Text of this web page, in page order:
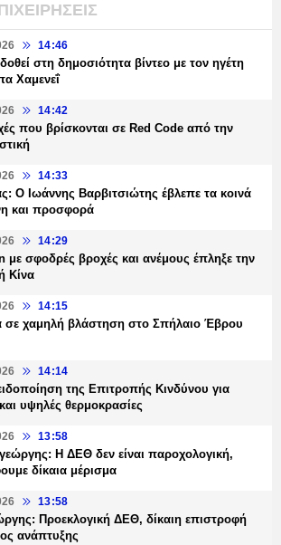
14:46
στη δημοσιότητα βίντεο με τον ηγέτη
Χαμενεΐ
14:42
που βρίσκονται σε Red Code από την
14:33
Ο Ιωάννης Βαρβιτσιώτης έβλεπε τα κοινά
και προσφορά
14:29
με σφοδρές βροχές και ανέμους έπληξε την
Κίνα
14:15
σε χαμηλή βλάστηση στο Σπήλαιο Έβρου
14:14
της Επιτροπής Κινδύνου για
υψηλές θερμοκρασίες
13:58
Η ΔΕΘ δεν είναι παροχολογική,
δίκαια μέρισμα
13:58
Προεκλογική ΔΕΘ, δίκαιη επιστροφή
ανάπτυξης